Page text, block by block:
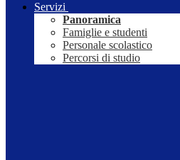
Servizi
Panoramica
Famiglie e studenti
Personale scolastico
Percorsi di studio